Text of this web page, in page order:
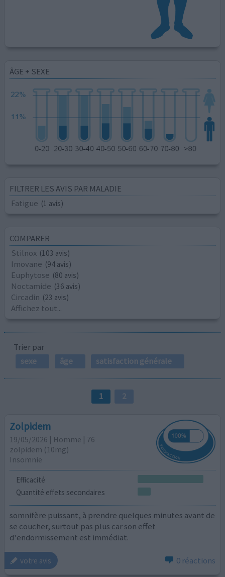
ÂGE + SEXE
FILTRER LES AVIS PAR MALADIE
Fatigue (1 avis)
COMPARER
Stilnox (103 avis)
Imovane (94 avis)
Euphytose (80 avis)
Noctamide (36 avis)
Circadin (23 avis)
Affichez tout...
Trier par
sexe
âge satisfaction générale
1 2
Zolpidem
19/05/2026 | Homme | 76
zolpidem (10mg)
Insomnie
Efficacité
Quantité effets secondaires
somnifère puissant, à prendre quelques minutes avant de
se coucher, surtout pas plus car son effet
d'endormissement est immédiat.
votre avis 0 réactions